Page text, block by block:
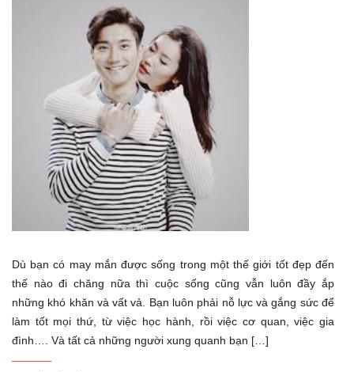
Dù bạn có may mắn được sống trong một thế giới tốt đẹp đến
thế nào đi chăng nữa thì cuộc sống cũng vẫn luôn đầy ắp
những khó khăn và vất vả. Bạn luôn phải nỗ lực và gắng sức để
làm tốt mọi thứ, từ việc học hành, rồi việc cơ quan, việc gia
đình…. Và tất cả những người xung quanh bạn […]